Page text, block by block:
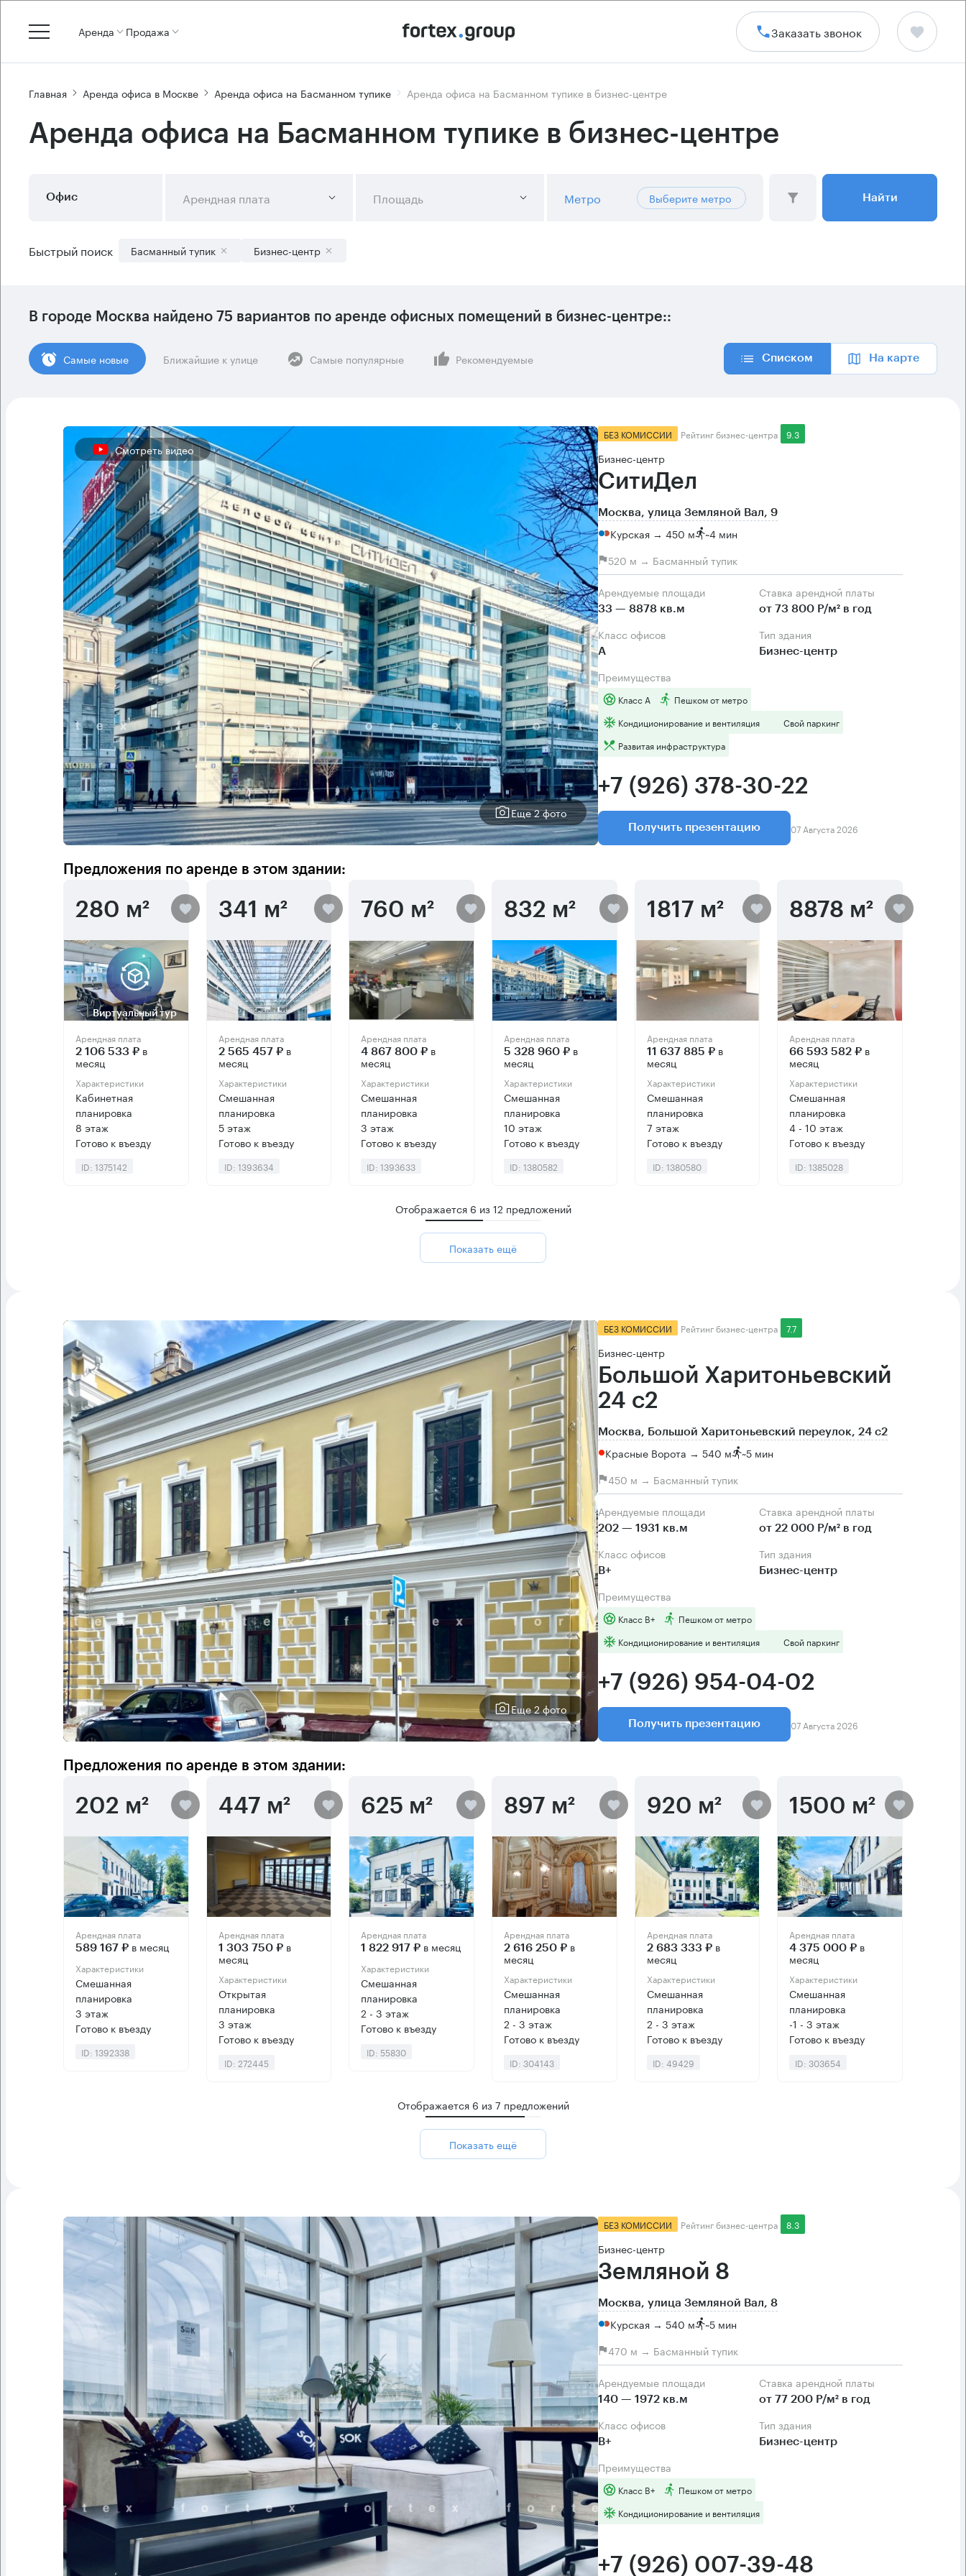
Аренда Продажа Заказать звонок
Главная Аренда офиса в Москве Аренда офиса на Басманном тупике Аренда офиса на Басманном тупике в бизнес-центре
Аренда офиса на Басманном тупике в бизнес-центре
Офис Арендная плата Площадь Метро Выберите метро Найти
Быстрый поиск Басманный тупик Бизнес-центр
В городе Москва найдено 75 вариантов по аренде офисных помещений в бизнес-центре::
Cамые новые Ближайшие к улице Самые популярные Рекомендуемые Списком На карте
Смотреть видео
Еще 2 фото
БЕЗ КОМИССИИ Рейтинг бизнес-центра 9.3
Бизнес-центр
СитиДел
Москва, улица Земляной Вал, 9
Курская → 450 м ~4 мин
520 м → Басманный тупик
Арендуемые площади
33 — 8878 кв.м
Ставка арендной платы
от 73 800 Р/м² в год
Класс офисов
А
Тип здания
Бизнес-центр
Преимущества
Класс А
Пешком от метро
Кондиционирование и вентиляция
Свой паркинг
Развитая инфраструктура
+7 (926) 378-30-22
Получить презентацию 07 Августа 2026
Предложения по аренде в этом здании:
280 м²
Виртуальный тур
Арендная плата
2 106 533 ₽ в
месяц
Характеристики
Кабинетная
планировка
8 этаж
Готово к въезду
ID: 1375142
341 м²
Арендная плата
2 565 457 ₽в
месяц
Характеристики
Смешанная
планировка
5 этаж
Готово к въезду
ID: 1393634
760 м²
Арендная плата
4 867 800 ₽ в
месяц
Характеристики
Смешанная
планировка
3 этаж
Готово к въезду
ID: 1393633
832 м²
Арендная плата
5 328 960 ₽в
месяц
Характеристики
Смешанная
планировка
10 этаж
Готово к въезду
ID: 1380582
1817 м²
Арендная плата
11 637 885 ₽в
месяц
Характеристики
Смешанная
планировка
7 этаж
Готово к въезду
ID: 1380580
8878 м²
Арендная плата
66 593 582 ₽ в
месяц
Характеристики
Смешанная
планировка
4 - 10 этаж
Готово к въезду
ID: 1385028
Отображается 6 из12 предложений
Показать ещё
Еще 2 фото
БЕЗ КОМИССИИ Рейтинг бизнес-центра 7.7
Бизнес-центр
Большой Харитоньевский
24 с2
Москва, Большой Харитоньевский переулок, 24 с2
Красные Ворота → 540 м ~5 мин
450 м → Басманный тупик
Арендуемые площади
202 — 1931 кв.м
Ставка арендной платы
от 22 000 Р/м² в год
Класс офисов
B+
Тип здания
Бизнес-центр
Преимущества
Класс B+
Пешком от метро
Кондиционирование и вентиляция
Свой паркинг
+7 (926) 954-04-02
Получить презентацию 07 Августа 2026
Предложения по аренде в этом здании:
202 м²
Арендная плата
589 167 ₽ в месяц
Характеристики
Смешанная
планировка
3 этаж
Готово к въезду
ID: 1392338
447 м²
Арендная плата
1 303 750 ₽в
месяц
Характеристики
Открытая
планировка
3 этаж
Готово к въезду
ID: 272445
625 м²
Арендная плата
1 822 917 ₽ в месяц
Характеристики
Смешанная
планировка
2 - 3 этаж
Готово к въезду
ID: 55830
897 м²
Арендная плата
2 616 250 ₽в
месяц
Характеристики
Смешанная
планировка
2 - 3 этаж
Готово к въезду
ID: 304143
920 м²
Арендная плата
2 683 333 ₽в
месяц
Характеристики
Смешанная
планировка
2 - 3 этаж
Готово к въезду
ID: 49429
1500 м²
Арендная плата
4 375 000 ₽ в
месяц
Характеристики
Смешанная
планировка
-1 - 3 этаж
Готово к въезду
ID: 303654
Отображается 6 из7 предложений
Показать ещё
БЕЗ КОМИССИИ Рейтинг бизнес-центра 8.3
Бизнес-центр
Земляной 8
Москва, улица Земляной Вал, 8
Курская → 540 м ~5 мин
470 м → Басманный тупик
Арендуемые площади
140 — 1972 кв.м
Ставка арендной платы
от 77 200 Р/м² в год
Класс офисов
B+
Тип здания
Бизнес-центр
Преимущества
Класс B+
Пешком от метро
Кондиционирование и вентиляция
+7 (926) 007-39-48